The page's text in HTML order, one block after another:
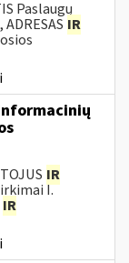
Paslaugų
IR
IR
I.
IR